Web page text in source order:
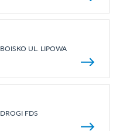
BOISKO UL. LIPOWA
DROGI FDS